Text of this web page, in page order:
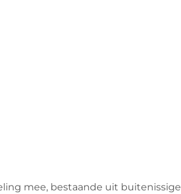
mee, bestaande uit buitenissige